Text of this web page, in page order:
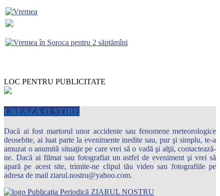
LOC PENTRU PUBLICITATE
CREAZĂ O ȘTIRE
Dacă ai fost martorul unor accidente sau fenomene meteorologice
deosebite, ai luat parte la evenimente inedite sau, pur şi simplu, te-a
amuzat o anumită situaţie pe care vrei să o vadă şi alţii, contactează-
ne. Dacă ai filmat sau fotografiat un astfel de eveniment şi vrei să
apară pe acest site, trimite-ne clipul tău video sau fotografiile pe
adresa de mail ziarul.nostru@yahoo.com.